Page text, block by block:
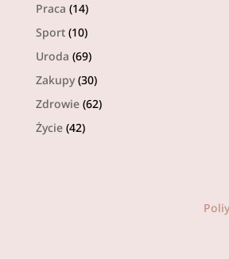
Praca (14)
Sport(10)
Uroda (69)
Zakupy(30)
Zdrowie(62)
Życie(42)